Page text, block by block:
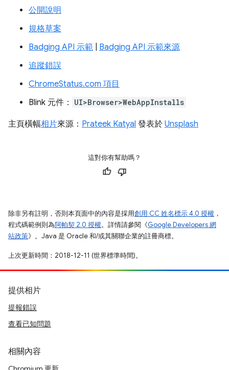
公開說明
規格草案
Badging API 示範
Badging API 示範來源
追蹤錯誤
ChromeStatus.com 項目
Blink 元件：
UI>Browser>WebAppInstalls
主頁橫幅相片來源： Prateek Katyal 發表於 Unsplash
這對你有幫助嗎？
除非另有註明，否則本頁面中的內容是採用創用 CC 姓名標示 4.0 授權 ，
程式碼範例則為阿帕契 2.0 授權。詳情請參閱《Google Developers 網
站政策》。Java 是 Oracle 和/或其關聯企業的註冊商標。
上次更新時間：2018-12-11 (世界標準時間)。
提供相片
提報錯誤
查看已知問題
相關內容